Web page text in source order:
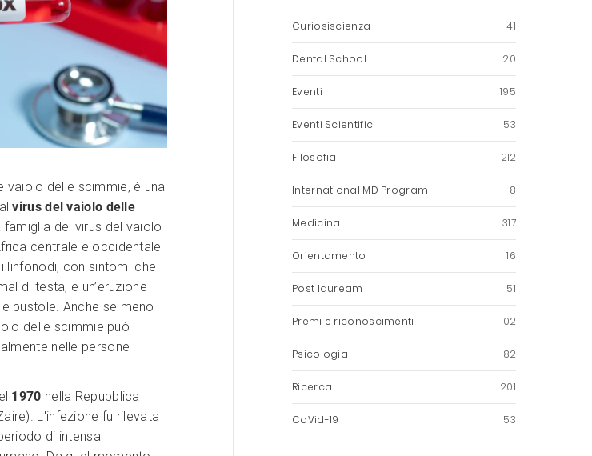
delle scimmie, è una
virus del vaiolo delle
del virus del vaiolo
centrale e occidentale
linfonodi, con sintomi che
di testa, e un’eruzione
pustole. Anche se meno
delle scimmie può
nelle persone
1970 nella Repubblica
L'infezione fu rilevata
di intensa
Curiosiscienza 41
Dental School 20
Eventi 195
Eventi Scientifici 53
Filosofia 212
International MD Program 8
Medicina 317
Orientamento 16
Post lauream 51
Premi e riconoscimenti 102
Psicologia 82
Ricerca 201
CoVid-19 53